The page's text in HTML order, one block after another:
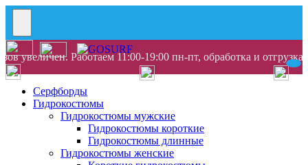
увеличен. Работаем 11:00-19:00 пн-пт, обработка и
Серфборды
Гидрокостюмы
Гидрокостюмы мужские
Гидрокостюмы короткие
Гидрокостюмы длинные
Гидрокостюмы женские